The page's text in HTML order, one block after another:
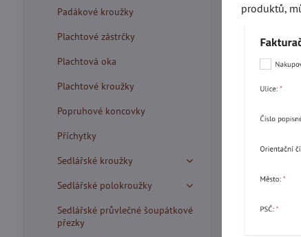
Padákové kroužky
Plachtové zástrčky
Plachtová oka
Plachtové kroužky
Popruhové koncovky
Příchytky
Sedlářské kroužky
Sedlářské polokroužky
Sedlářské průvlečné šoupátkové
přezky
produktů,